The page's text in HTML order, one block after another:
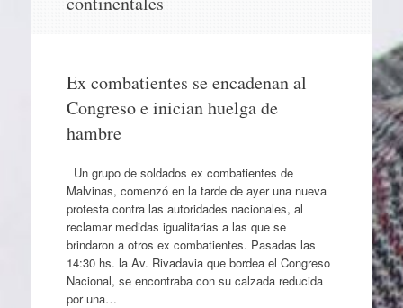
Ex combatientes se encadenan al
Congreso e inician huelga de
hambre
Un grupo de soldados ex combatientes de
Malvinas, comenzó en la tarde de ayer una nueva
protesta contra las autoridades nacionales, al
reclamar medidas igualitarias a las que se
brindaron a otros ex combatientes. Pasadas las
14:30 hs. la Av. Rivadavia que bordea el Congreso
Nacional, se encontraba con su calzada reducida
por una…